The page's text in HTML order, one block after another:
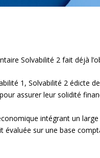
Solvabilité 2 fait déjà
1, Solvabilité 2 édicte
assurer leur solidité
intégrant un
évaluée sur une base